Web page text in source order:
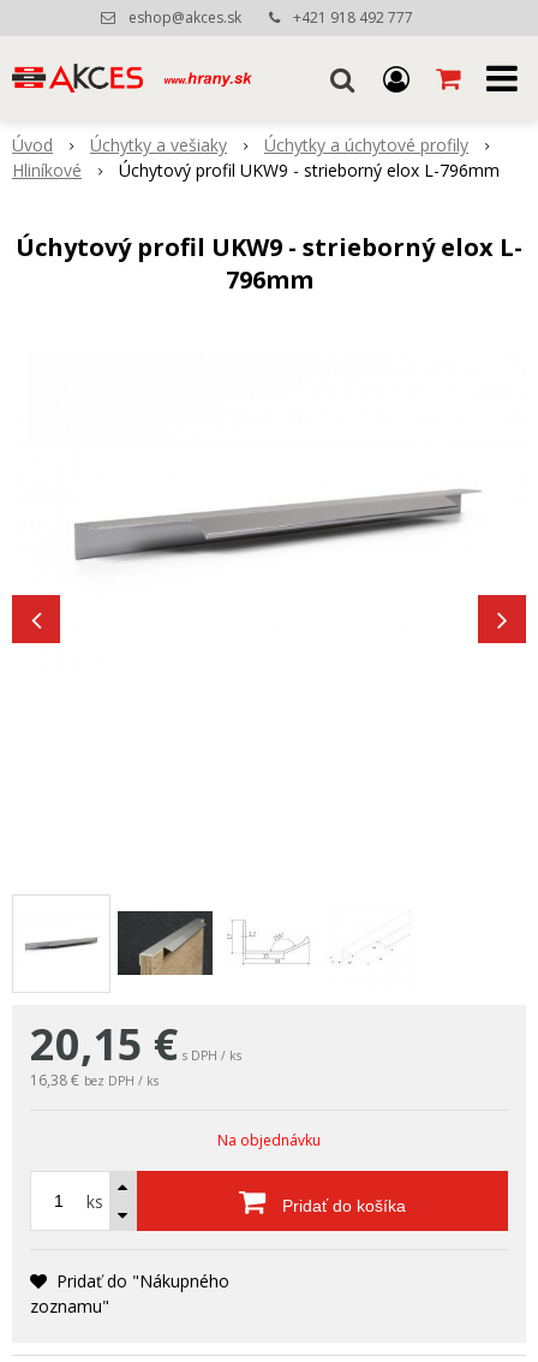
eshop@akces.sk +421 918 492 777
Úvod Úchytky a vešiaky
Úchytky a úchytové profily
Hliníkové
Úchytový profil UKW9 - strieborný elox L-796mm
Úchytový profil UKW9 - strieborný elox L-
796mm
20,15 € s DPH / ks
16,38 € bez DPH / ks
Na objednávku
ks Pridať do košíka
Pridať do "Nákupného
zoznamu"